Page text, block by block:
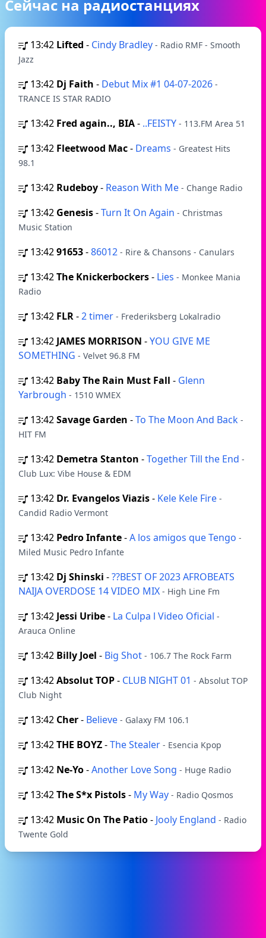
Сейчас на радиостанциях
13:42 Lifted - Cindy Bradley - Radio RMF - Smooth
Jazz
13:42 Dj Faith - Debut Mix #1 04-07-2026 -
TRANCE IS STAR RADIO
13:42 Fred again.., BIA- ..FEISTY - 113.FM Area 51
13:42 Fleetwood Mac- Dreams - Greatest Hits
98.1
13:42 Rudeboy- Reason With Me - Change Radio
13:42 Genesis-Turn It On Again - Christmas
Music Station
13:4291653-86012 - Rire & Chansons - Canulars
13:42The Knickerbockers- Lies - Monkee Mania
Radio
13:42 FLR-2 timer - Frederiksberg Lokalradio
13:42 JAMES MORRISON -YOU GIVE ME
SOMETHING - Velvet 96.8 FM
13:42 Baby The Rain Must Fall - Glenn
Yarbrough - 1510 WMEX
13:42Savage Garden -To The Moon And Back -
HIT FM
13:42 Demetra Stanton -Together Till the End -
Club Lux: Vibe House & EDM
13:42 Dr. Evangelos Viazis- Kele Kele Fire -
Candid Radio Vermont
13:42 Pedro Infante-A los amigos que Tengo -
Miled Music Pedro Infante
13:42 Dj Shinski -??BEST OF 2023 AFROBEATS
NAIJA OVERDOSE 14 VIDEO MIX - High Line Fm
13:42 Jessi Uribe- La Culpa l Video Oficial -
Arauca Online
13:42 Billy Joel - Big Shot - 106.7 The Rock Farm
13:42Absolut TOP- CLUB NIGHT 01 - Absolut TOP
Club Night
13:42 Cher- Believe - Galaxy FM 106.1
13:42THE BOYZ-The Stealer - Esencia Kpop
13:42 Ne-Yo-Another Love Song - Huge Radio
13:42The S*x Pistols- My Way - Radio Qosmos
13:42 Music On The Patio- Jooly England - Radio
Twente Gold